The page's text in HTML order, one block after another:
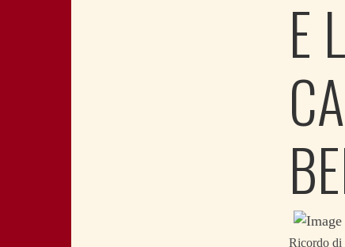
E
Ricordo di